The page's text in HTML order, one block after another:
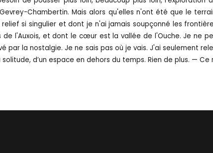
Chambertin. Mais alors qu'elles n'ont été que le
si singulier et dont je n'ai jamais soupçonné les
l'Auxois, et dont le cœur est la vallée de l'Ouche. Je ne
la nostalgie. Je ne sais pas où je vais. J'ai seulement
d’un espace en dehors du temps. Rien de plus. — Ce